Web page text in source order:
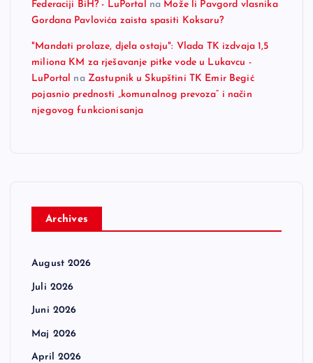
Federaciji BiH? - LuPortal na Može li Pavgord vlasnika
Gordana Pavlovića zaista spasiti Koksaru?
"Mandati prolaze, djela ostaju": Vlada TK izdvaja 1,5
miliona KM za rješavanje pitke vode u Lukavcu -
LuPortal na Zastupnik u Skupštini TK Emir Begić
pojasnio prednosti „komunalnog prevoza“ i način
njegovog funkcionisanja
Archives
August 2026
Juli 2026
Juni 2026
Maj 2026
April 2026